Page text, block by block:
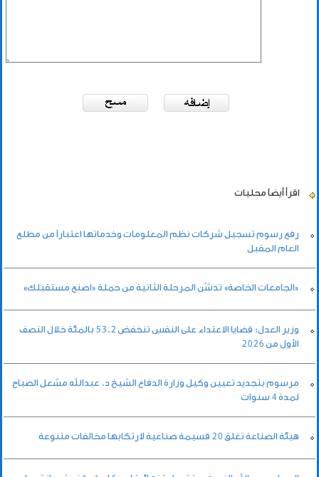
اقرأ أيضاً محليات
رفع رسوم تسجيل شركات نظم المعلومات وخدماتها اعتباراً من مطلع
العام المقبل
«الجامعات الخاصة» تدشّن المرحلة الثانية من حملة «اصنع مستقبلك»
وزير العدل: قضايا الاعتداء على النفس تنخفض 53.2 بالمئة خلال النصف
الأول من 2026
مرسوم بتجديد تعيين وكيل وزارة الدفاع الشيخ د. عبدالله مشعل الصباح
لمدة 4 سنوات
هيئة الصناعة تغلق 20 قسيمة صناعية لارتكابها مخالفات متنوعة